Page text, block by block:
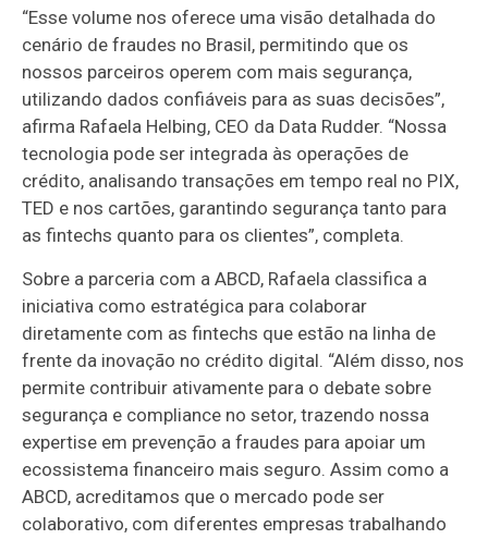
“Esse volume nos oferece uma visão detalhada do
cenário de fraudes no Brasil, permitindo que os
nossos parceiros operem com mais segurança,
utilizando dados confiáveis para as suas decisões”,
afirma Rafaela Helbing, CEO da Data Rudder. “Nossa
tecnologia pode ser integrada às operações de
crédito, analisando transações em tempo real no PIX,
TED e nos cartões, garantindo segurança tanto para
as fintechs quanto para os clientes”, completa.
Sobre a parceria com a ABCD, Rafaela classifica a
iniciativa como estratégica para colaborar
diretamente com as fintechs que estão na linha de
frente da inovação no crédito digital. “Além disso, nos
permite contribuir ativamente para o debate sobre
segurança e compliance no setor, trazendo nossa
expertise em prevenção a fraudes para apoiar um
ecossistema financeiro mais seguro. Assim como a
ABCD, acreditamos que o mercado pode ser
colaborativo, com diferentes empresas trabalhando